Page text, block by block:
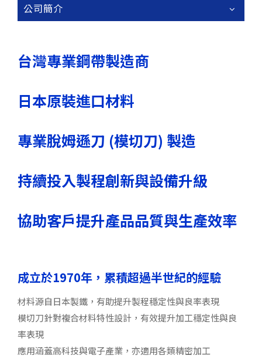
公司簡介
台灣專業鋼帶製造商
日本原裝進口材料
專業脫姆遜刀 (模切刀) 製造
持續投入製程創新與設備升級
協助客戶提升產品品質與生產效率
成立於1970年，累積超過半世紀的經驗
材料源自日本製鐵，有助提升製程穩定性與良率表現
模切刀針對複合材料特性設計，有效提升加工穩定性與良
率表現
應用涵蓋高科技與電子產業，亦適用各類精密加工
模切刀
常見問題 FAQ
最新消息 NEWS